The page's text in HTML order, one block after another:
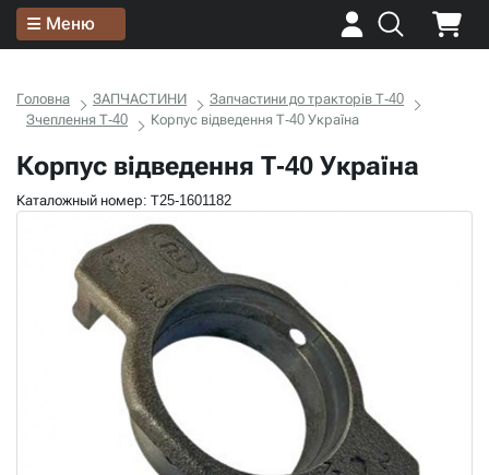
Меню
Головна ЗАПЧАСТИНИ
Запчастини до тракторів Т-40
Зчеплення Т-40
Корпус відведення Т-40 Україна
Корпус відведення Т-40 Україна
Каталожный номер: Т25-1601182